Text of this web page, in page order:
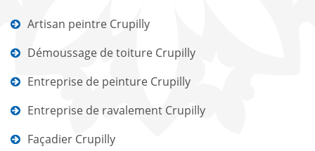
Artisan peintre Crupilly
Démoussage de toiture Crupilly
Entreprise de peinture Crupilly
Entreprise de ravalement Crupilly
Façadier Crupilly